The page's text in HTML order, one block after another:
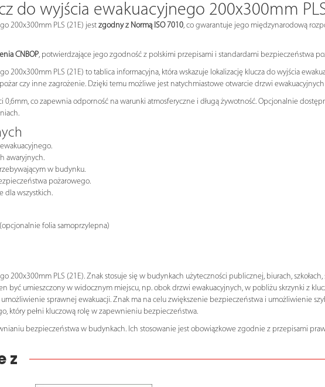
do wyjścia ewakuacyjnego 200x300mm
200x300mm PLS (21E) jest zgodny z Normą ISO 7010, co gwarantuje jego międzynarodową
CNBOP, potwierdzające jego zgodność z polskimi przepisami i standardami bezpieczeństwa
200x300mm PLS (21E) to tablica informacyjna, która wskazuje lokalizację klucza do wyjścia
czy inne zagrożenie. Dzięki temu możliwe jest natychmiastowe otwarcie drzwi
0,6mm, co zapewnia odporność na warunki atmosferyczne i długą żywotność. Opcjonalnie
awaryjnych.
w budynku.
pożarowego.
dla wszystkich.
folia samoprzylepna)
200x300mm PLS (21E). Znak stosuje się w budynkach użyteczności publicznej, biurach,
być umieszczony w widocznym miejscu, np. obok drzwi ewakuacyjnych, w pobliżu skrzynki z
sprawnej ewakuacji. Znak ma na celu zwiększenie bezpieczeństwa i umożliwienie
który pełni kluczową rolę w zapewnieniu bezpieczeństwa.
bezpieczeństwa w budynkach. Ich stosowanie jest obowiązkowe zgodnie z przepisami
z